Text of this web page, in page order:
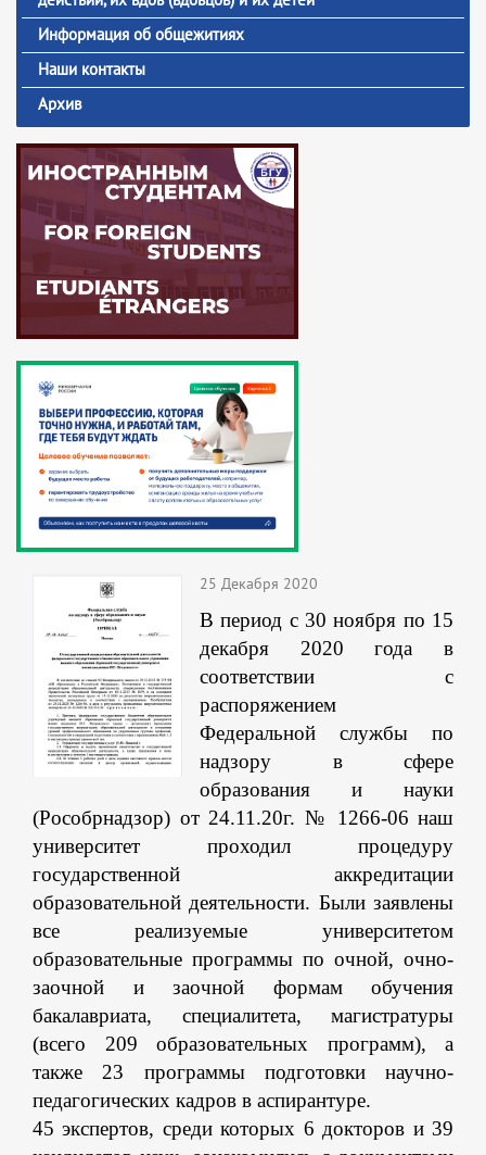
Информация об общежитиях
Наши контакты
Архив
25 Декабря 2020
В период с 30 ноября по 15
декабря 2020 года в
соответствии с
распоряжением
Федеральной службы по
надзору в сфере
образования и науки
(Рособрнадзор) от 24.11.20г. № 1266-06 наш
университет проходил процедуру
государственной аккредитации
образовательной деятельности. Были заявлены
все реализуемые университетом
образовательные программы по очной, очно-
заочной и заочной формам обучения
бакалавриата, специалитета, магистратуры
(всего 209 образовательных программ), а
также 23 программы подготовки научно-
педагогических кадров в аспирантуре.
45 экспертов, среди которых 6 докторов и 39